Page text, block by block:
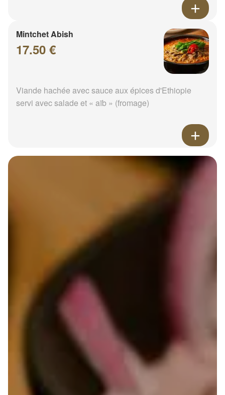
Mintchet Abish
17.50 €
Viande hachée avec sauce aux épices d'Ethiopie
servi avec salade et « aïb » (fromage)